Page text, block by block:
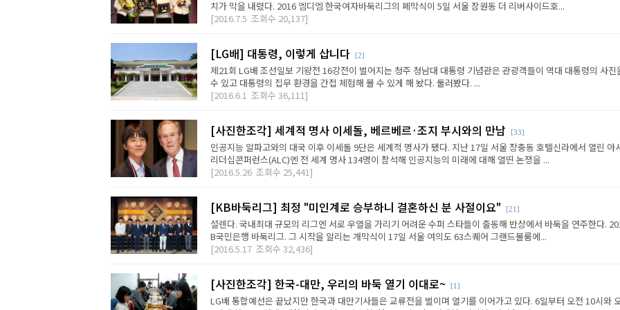
치가 막을 내렸다. 2016 엠디엠 한국여자바둑리그의 폐막식이 5일 서울 잠원동 더 리버사이드호...
[2016.7.5 조회수 20,137]
[LG배] 대통령, 이렇게 삽니다 [2]
제21회 LG배 조선일보 기왕전 16강전이 벌어지는 청주 청남대 대통령 기념관은 관광객들이 역대 대통령의 사진
수 있고 대통령의 집무 환경을 간접 체험해 볼 수 있게 해 놨다. 둘러봤다. ...
[2016.6.1 조회수 36,111]
[사진한조각] 세계적 명사 이세돌, 베르베르·조지 부시와의 만남 [33]
인공지능 알파고와의 대국 이후 이세돌 9단은 세계적 명사가 됐다. 지난 17일 서울 장충동 호텔신라에서 열린 아
리더십콘퍼런스(ALC)엔 전 세계 명사 134명이 참석해 인공지능의 미래에 대해 열띤 논쟁을 ...
[2016.5.26 조회수 25,441]
[KB바둑리그] 최정 "미인계로 승부하니 결혼하신 분 사절이요" [21]
설렌다. 국내최대 규모의 리그엔 서로 우열을 가리기 어려운 수퍼 스타들이 출동해 반상에서 바둑을 연주한다.
B국민은행 바둑리그. 그 시작을 알리는 개막식이 17일 서울 여의도 63스퀘어 그랜드볼룸에...
[2016.5.17 조회수 32,436]
[사진한조각] 한국-대만, 우리의 바둑 열기 이대로~ [1]
LG배 통합예선은 끝났지만 한국과 대만기사들은 교류전을 벌이며 열기를 이어가고 있다. 6일부터 오전 10시와